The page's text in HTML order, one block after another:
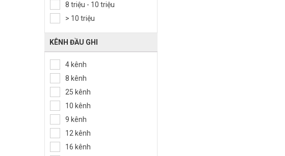
8 triệu - 10 triệu
> 10 triệu
KÊNH ĐẦU GHI
4 kênh
8 kênh
25 kênh
10 kênh
9 kênh
12 kênh
16 kênh